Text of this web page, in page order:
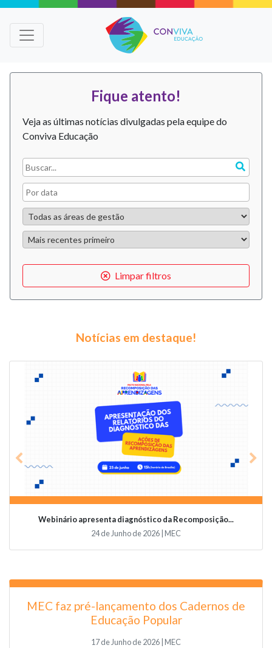
Fique atento!
Veja as últimas notícias divulgadas pela equipe do
Conviva Educação
Limpar filtros
Notícias em destaque!
Webinário apresenta diagnóstico da Recomposição...
24 de Junho de 2026 | MEC
Previous
MEC faz pré-lançamento dos Cadernos de
Educação Popular
17 de Junho de 2026 | MEC